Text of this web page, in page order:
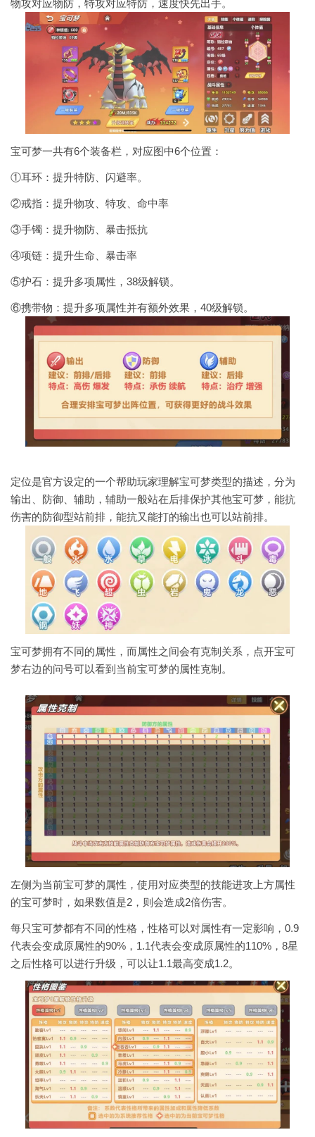
物攻对应物防，特攻对应特防，速度快先出手。
宝可梦一共有6个装备栏，对应图中6个位置：
①耳环：提升特防、闪避率。
②戒指：提升物攻、特攻、命中率
③手镯：提升物防、暴击抵抗
④项链：提升生命、暴击率
⑤护石：提升多项属性，38级解锁。
⑥携带物：提升多项属性并有额外效果，40级解锁。
定位是官方设定的一个帮助玩家理解宝可梦类型的描述，分为
输出、防御、辅助，辅助一般站在后排保护其他宝可梦，能抗
伤害的防御型站前排，能抗又能打的输出也可以站前排。
宝可梦拥有不同的属性，而属性之间会有克制关系，点开宝可
梦右边的问号可以看到当前宝可梦的属性克制。
左侧为当前宝可梦的属性，使用对应类型的技能进攻上方属性
的宝可梦时，如果数值是2，则会造成2倍伤害。
每只宝可梦都有不同的性格，性格可以对属性有一定影响，0.9
代表会变成原属性的90%，1.1代表会变成原属性的110%，8星
之后性格可以进行升级，可以让1.1最高变成1.2。